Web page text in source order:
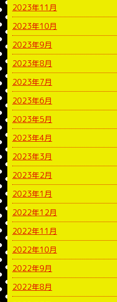
2023年11月
2023年10月
2023年9月
2023年8月
2023年7月
2023年6月
2023年5月
2023年4月
2023年3月
2023年2月
2023年1月
2022年12月
2022年11月
2022年10月
2022年9月
2022年8月